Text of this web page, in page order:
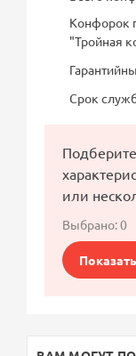
Конфорок
"Тройная
Срок
или
Выбрано:0
Показать